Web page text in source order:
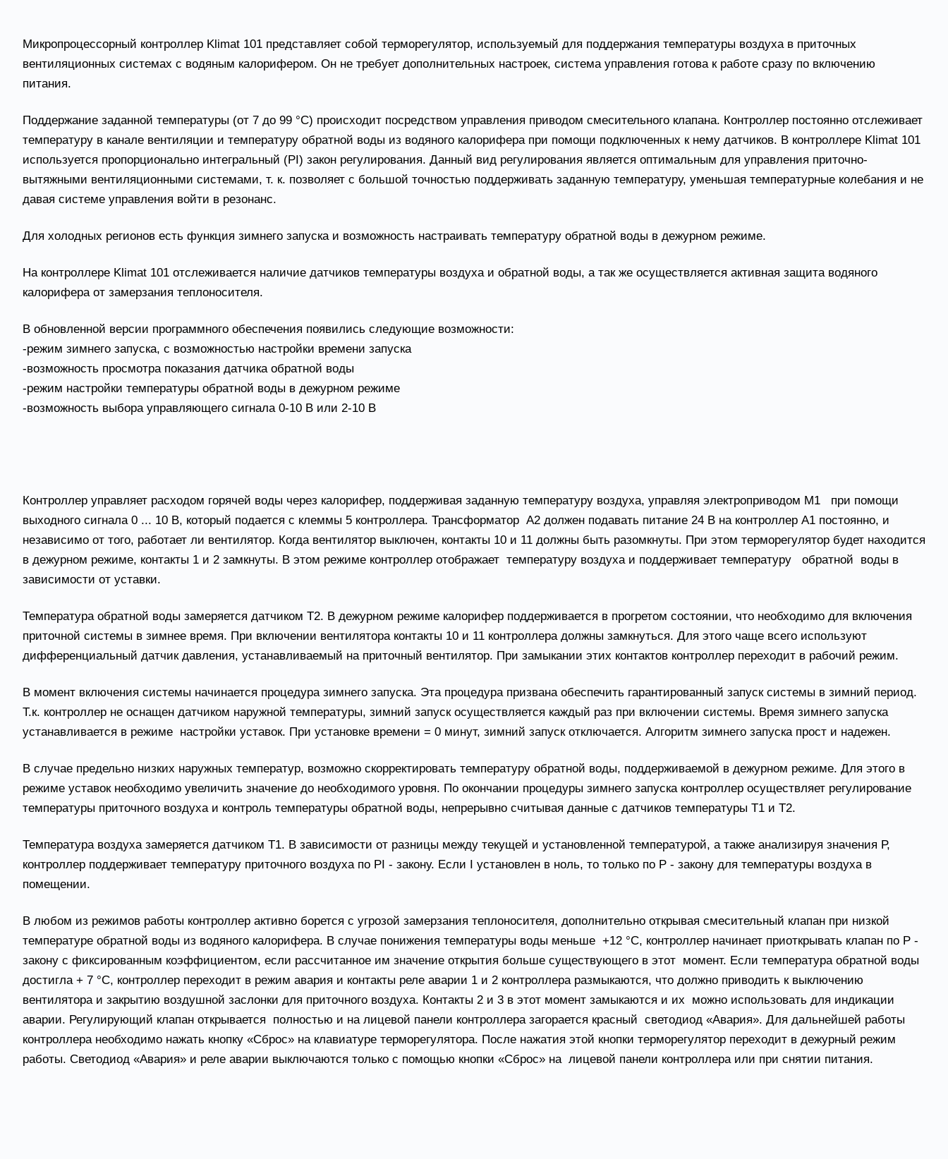
Микропроцессорный контроллер Klimat 101 представляет собой терморегулятор, используемый для поддержания температуры воздуха в приточных
вентиляционных системах с водяным калорифером. Он не требует дополнительных настроек, система управления готова к работе сразу по включению
питания.
Поддержание заданной температуры (от 7 до 99 °С) происходит посредством управления приводом смесительного клапана. Контроллер постоянно отслеживает
температуру в канале вентиляции и температуру обратной воды из водяного калорифера при помощи подключенных к нему датчиков. В контроллере Klimat 101
используется пропорционально интегральный (PI) закон регулирования. Данный вид регулирования является оптимальным для управления приточно-
вытяжными вентиляционными системами, т. к. позволяет с большой точностью поддерживать заданную температуру, уменьшая температурные колебания и не
давая системе управления войти в резонанс.
Для холодных регионов есть функция зимнего запуска и возможность настраивать температуру обратной воды в дежурном режиме.
На контроллере Klimat 101 отслеживается наличие датчиков температуры воздуха и обратной воды, а так же осуществляется активная защита водяного
калорифера от замерзания теплоносителя.
В обновленной версии программного обеспечения появились следующие возможности:
-режим зимнего запуска, с возможностью настройки времени запуска
-возможность просмотра показания датчика обратной воды
-режим настройки температуры обратной воды в дежурном режиме
-возможность выбора управляющего сигнала 0-10 В или 2-10 В
Контроллер управляет расходом горячей воды через калорифер, поддерживая заданную температуру воздуха, управляя электроприводом М1 при помощи
выходного сигнала 0 ... 10 В, который подается с клеммы 5 контроллера. Трансформатор А2 должен подавать питание 24 В на контроллер А1 постоянно, и
независимо от того, работает ли вентилятор. Когда вентилятор выключен, контакты 10 и 11 должны быть разомкнуты. При этом терморегулятор будет находится
в дежурном режиме, контакты 1 и 2 замкнуты. В этом режиме контроллер отображает температуру воздуха и поддерживает температуру обратной воды в
зависимости от уставки.
Температура обратной воды замеряется датчиком Т2. В дежурном режиме калорифер поддерживается в прогретом состоянии, что необходимо для включения
приточной системы в зимнее время. При включении вентилятора контакты 10 и 11 контроллера должны замкнуться. Для этого чаще всего используют
дифференциальный датчик давления, устанавливаемый на приточный вентилятор. При замыкании этих контактов контроллер переходит в рабочий режим.
В момент включения системы начинается процедура зимнего запуска. Эта процедура призвана обеспечить гарантированный запуск системы в зимний период.
Т.к. контроллер не оснащен датчиком наружной температуры, зимний запуск осуществляется каждый раз при включении системы. Время зимнего запуска
устанавливается в режиме настройки уставок. При установке времени = 0 минут, зимний запуск отключается. Алгоритм зимнего запуска прост и надежен.
В случае предельно низких наружных температур, возможно скорректировать температуру обратной воды, поддерживаемой в дежурном режиме. Для этого в
режиме уставок необходимо увеличить значение до необходимого уровня. По окончании процедуры зимнего запуска контроллер осуществляет регулирование
температуры приточного воздуха и контроль температуры обратной воды, непрерывно считывая данные с датчиков температуры Т1 и Т2.
Температура воздуха замеряется датчиком Т1. В зависимости от разницы между текущей и установленной температурой, а также анализируя значения Р,
контроллер поддерживает температуру приточного воздуха по РI - закону. Если I установлен в ноль, то только по Р - закону для температуры воздуха в
помещении.
В любом из режимов работы контроллер активно борется с угрозой замерзания теплоносителя, дополнительно открывая смесительный клапан при низкой
температуре обратной воды из водяного калорифера. В случае понижения температуры воды меньше +12 °С, контроллер начинает приоткрывать клапан по Р -
закону с фиксированным коэффициентом, если рассчитанное им значение открытия больше существующего в этот момент. Если температура обратной воды
достигла + 7 °С, контроллер переходит в режим авария и контакты реле аварии 1 и 2 контроллера размыкаются, что должно приводить к выключению
вентилятора и закрытию воздушной заслонки для приточного воздуха. Контакты 2 и 3 в этот момент замыкаются и их можно использовать для индикации
аварии. Регулирующий клапан открывается полностью и на лицевой панели контроллера загорается красный светодиод «Авария». Для дальнейшей работы
контроллера необходимо нажать кнопку «Сброс» на клавиатуре терморегулятора. После нажатия этой кнопки терморегулятор переходит в дежурный режим
работы. Светодиод «Авария» и реле аварии выключаются только с помощью кнопки «Сброс» на лицевой панели контроллера или при снятии питания.